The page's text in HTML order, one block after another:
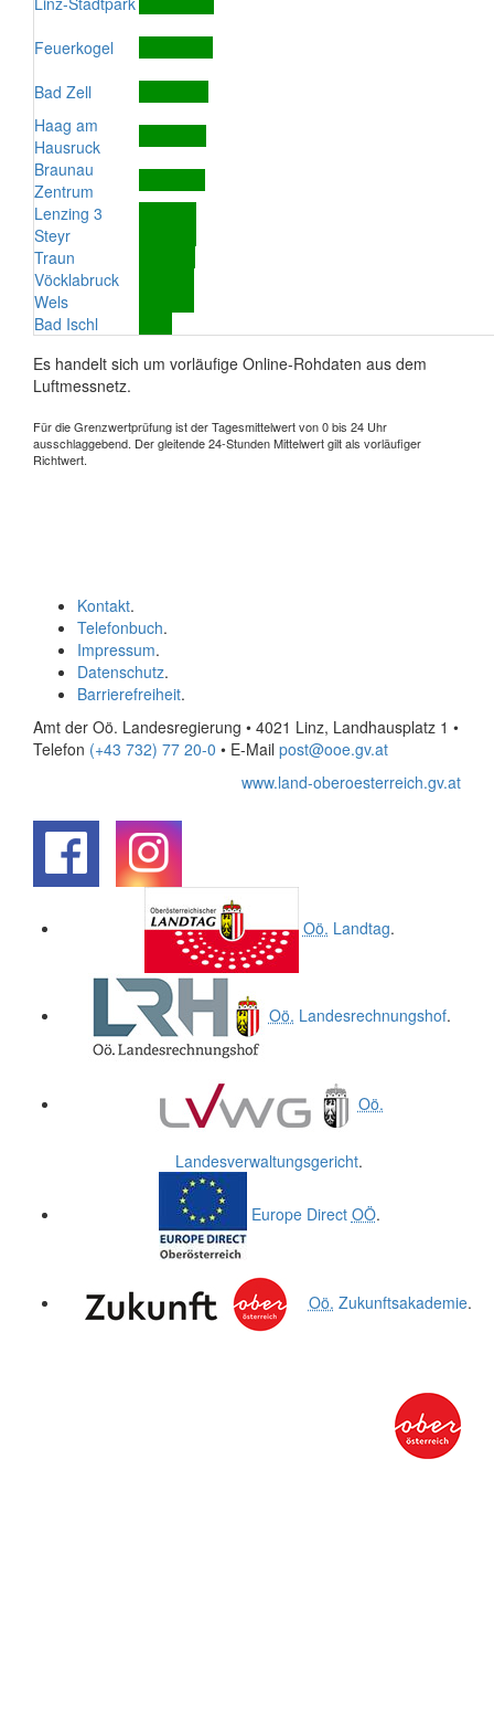
Feuerkogel
Bad Zell
Haag am
Hausruck
Braunau
Zentrum
Lenzing 3
Steyr
Traun
Vöcklabruck
Wels
Bad Ischl
Es handelt sich um vorläufige Online-Rohdaten aus dem
Luftmessnetz.
Für die Grenzwertprüfung ist der Tagesmittelwert von 0 bis 24 Uhr
ausschlaggebend. Der gleitende 24-Stunden Mittelwert gilt als vorläufiger
Richtwert.
Kontakt.
Telefonbuch.
Impressum.
Datenschutz.
Barrierefreiheit.
Amt der Oö. Landesregierung • 4021 Linz, Landhausplatz 1 •
Telefon (+43 732) 77 20-0 • E-Mail post@ooe.gv.at
www.land-oberoesterreich.gv.at
Oö. Landtag.
Oö. Landesrechnungshof.
Oö.
Landesverwaltungsgericht.
Europe Direct OÖ.
Oö. Zukunftsakademie.